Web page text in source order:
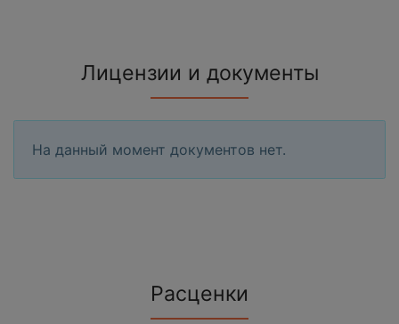
Лицензии и документы
На данный момент документов нет.
Расценки